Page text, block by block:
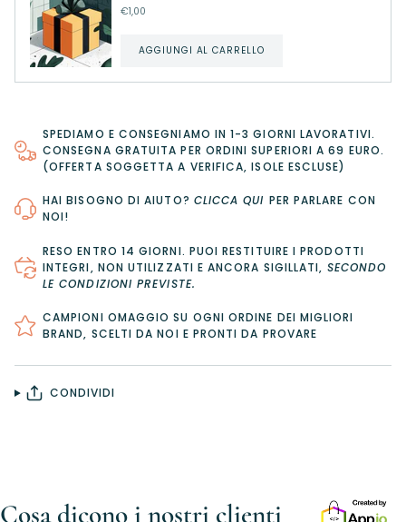
€1,00
AGGIUNGI AL CARRELLO
SPEDIAMO E CONSEGNIAMO IN 1-3 GIORNI LAVORATIVI.
CONSEGNA GRATUITA PER ORDINI SUPERIORI A 69 EURO.
(OFFERTA SOGGETTA A VERIFICA, ISOLE ESCLUSE)
HAI BISOGNO DI AIUTO? CLICCA QUI PER PARLARE CON
NOI!
RESO ENTRO 14 GIORNI. PUOI RESTITUIRE I PRODOTTI
INTEGRI, NON UTILIZZATI E ANCORA SIGILLATI, SECONDO
LE CONDIZIONI PREVISTE.
CAMPIONI OMAGGIO SU OGNI ORDINE DEI MIGLIORI
BRAND, SCELTI DA NOI E PRONTI DA PROVARE
CONDIVIDI
Cosa dicono i nostri clienti